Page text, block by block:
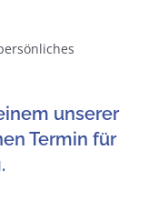
unserer
Termin für